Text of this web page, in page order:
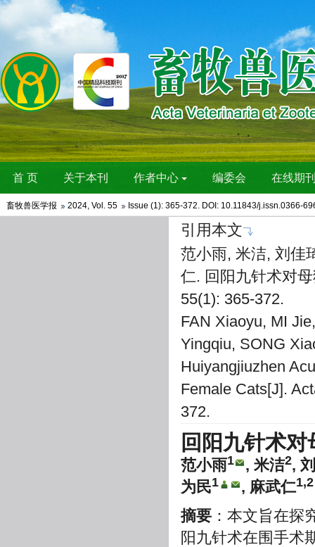
畜牧兽医学报 2024, Vol. 55 Issue (1): 365-372. DOI: 10.11843/j.issn.0366-
引用本文
范小雨, 米洁, 刘佳
仁. 回阳九针术对
55(1): 365-372.
FAN Xiaoyu, MI
Yingqiu, SONG
Huiyangjiuzhen
Female Cats[J].
372.
回阳九针术
范小雨1 , 米洁2,
为民1 , 麻武仁1,2
摘要 ：本文旨在探
阳九针术在围手术